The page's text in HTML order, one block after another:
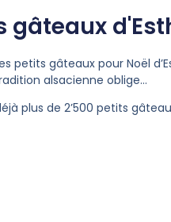
gâteaux
petits gâteaux pour Noël
alsacienne oblige…
plus de 2’500 petits